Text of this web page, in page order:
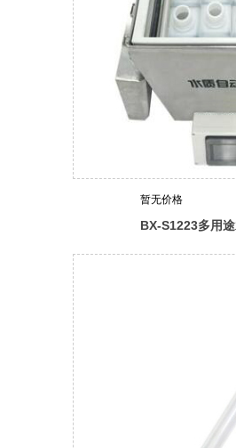
暂无价格
BX-S1223多用